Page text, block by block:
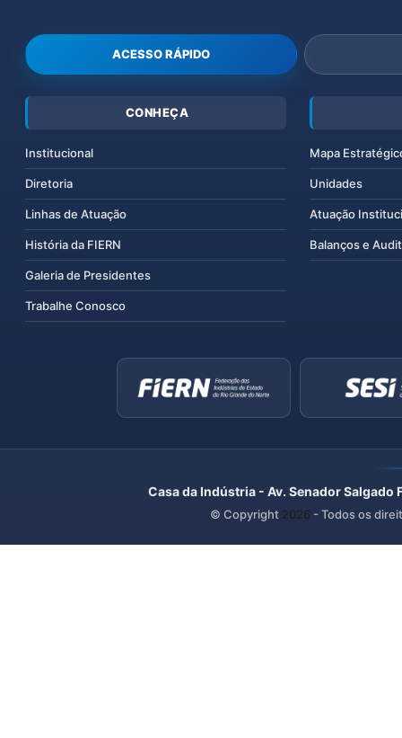
ACESSO RÁPIDO
CONHEÇA
Institucional
Diretoria
Linhas de Atuação
História da FIERN
Galeria de Presidentes
Trabalhe Conosco
Mapa
Unidades
Atuação
Balanços e
Casa da Indústria - Av. Senador
© Copyright 2026 - Todos os